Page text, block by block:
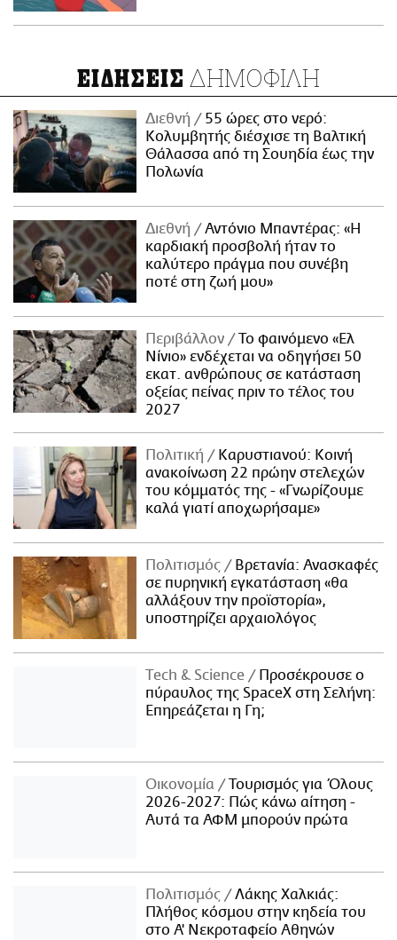
ΕΙΔΗΣΕΙΣ ΔΗΜΟΦΙΛΗ
Διεθνή
55 ώρες στο νερό:
Κολυμβητής διέσχισε τη Βαλτική
Θάλασσα από τη Σουηδία έως την
Πολωνία
Διεθνή
Αντόνιο Μπαντέρας: «Η
καρδιακή προσβολή ήταν το
καλύτερο πράγμα που συνέβη
ποτέ στη ζωή μου»
Περιβάλλον
Το φαινόμενο «Ελ
Νίνιο» ενδέχεται να οδηγήσει 50
εκατ. ανθρώπους σε κατάσταση
οξείας πείνας πριν το τέλος του
2027
Πολιτική
Καρυστιανού: Κοινή
ανακοίνωση 22 πρώην στελεχών
του κόμματός της - «Γνωρίζουμε
καλά γιατί αποχωρήσαμε»
Πολιτισμός
Βρετανία: Ανασκαφές
σε πυρηνική εγκατάσταση «θα
αλλάξουν την προϊστορία»,
υποστηρίζει αρχαιολόγος
Τech & Science
Προσέκρουσε ο
πύραυλος της SpaceX στη Σελήνη:
Επηρεάζεται η Γη;
Οικονομία
Τουρισμός για Όλους
2026-2027: Πώς κάνω αίτηση -
Αυτά τα ΑΦΜ μπορούν πρώτα
Πολιτισμός
Λάκης Χαλκιάς:
Πλήθος κόσμου στην κηδεία του
στο Α' Νεκροταφείο Αθηνών